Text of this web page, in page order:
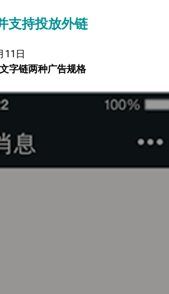
支持投放外链
11日
字链两种广告规格